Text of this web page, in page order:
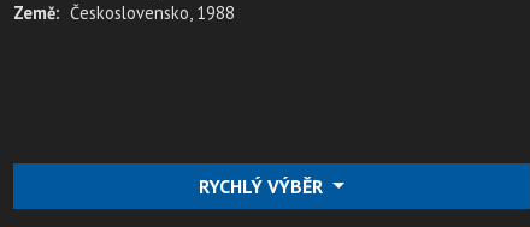
Země: Československo, 1988
RYCHLÝ VÝBĚR